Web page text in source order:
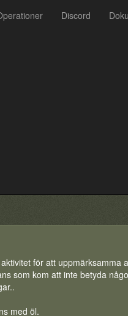
Discord
för att uppmärksamma
som kom att inte betyda
med öl.